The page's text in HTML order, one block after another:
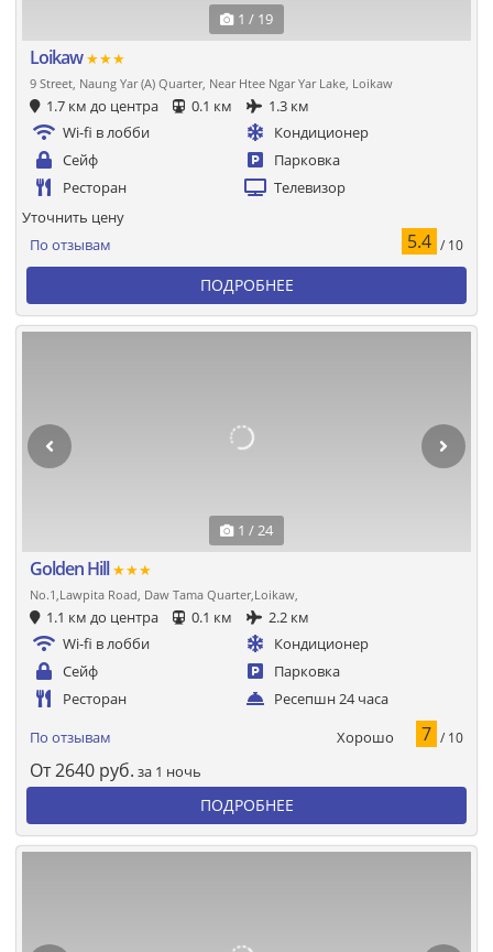
1 / 19
Loikaw★★★
9 Street, Naung Yar (A) Quarter, Near Htee Ngar Yar Lake, Loikaw
1.7 км до центра 0.1 км
1.3 км
Wi-fi в лобби
Кондиционер
Сейф
Парковка
Ресторан
Телевизор
По отзывам 5.4 / 10
Уточнить цену
ПОДРОБНЕЕ
1 / 24
Golden Hill★★★
No.1,Lawpita Road, Daw Tama Quarter,Loikaw,
1.1 км до центра 0.1 км
2.2 км
Wi-fi в лобби
Кондиционер
Сейф
Парковка
Ресторан
Ресепшн 24 часа
По отзывам Хорошо 7 / 10
От2640 руб. за 1 ночь
ПОДРОБНЕЕ